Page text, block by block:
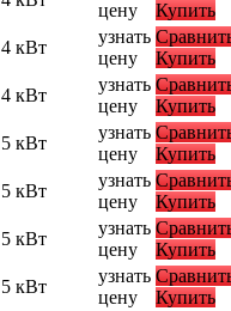
цену
Купить
4 кВт
узнать
цену
Купить
4 кВт
узнать
цену
Купить
5 кВт
узнать
цену
Купить
5 кВт
узнать
цену
Купить
5 кВт
узнать
цену
Купить
5 кВт
узнать
цену
Купить